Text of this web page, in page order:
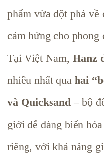
phẩm vừa đột phá về
cảm hứng cho phong
Tại Việt Nam, Hanz
nhiều nhất qua hai
và Quicksand – bộ
giới dễ dàng biến
riêng, với khả năng